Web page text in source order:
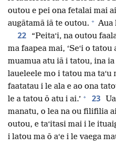
outou e pei ona fetalai mai
augātamā iā te outou. + Aua
22
“Peitaʻi, na outou
ma faapea mai, ‘Seʻi o
muamua atu iā i tatou, ina
laueleele mo i tatou ma taʻu
faatatau i le ala e ao ona
le a tatou ō atu i ai.’ + 23
manatu, o lea na ou filifilia
outou, e taʻitasi mai i le
i latou ma ō aʻe i le vaega